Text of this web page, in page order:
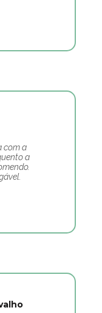
com a
a